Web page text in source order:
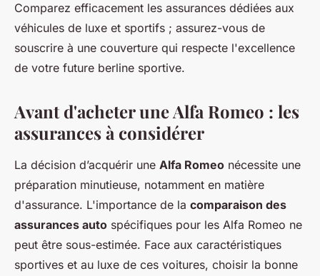
Comparez efficacement les assurances dédiées aux
véhicules de luxe et sportifs ; assurez-vous de
souscrire à une couverture qui respecte l'excellence
de votre future berline sportive.
Avant d'acheter une Alfa Romeo : les
assurances à considérer
La décision d’acquérir une Alfa Romeo nécessite une
préparation minutieuse, notamment en matière
d'assurance. L'importance de la comparaison des
assurances auto spécifiques pour les Alfa Romeo ne
peut être sous-estimée. Face aux caractéristiques
sportives et au luxe de ces voitures, choisir la bonne